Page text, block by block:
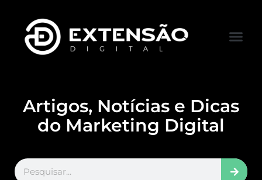
Artigos, Notícias e Dicas
do Marketing Digital